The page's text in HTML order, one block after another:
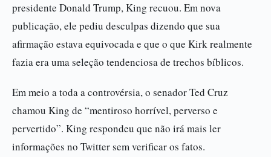
presidente Donald Trump, King recuou. Em nova
publicação, ele pediu desculpas dizendo que sua
afirmação estava equivocada e que o que Kirk realmente
fazia era uma seleção tendenciosa de trechos bíblicos.
Em meio a toda a controvérsia, o senador Ted Cruz
chamou King de “mentiroso horrível, perverso e
pervertido”. King respondeu que não irá mais ler
informações no Twitter sem verificar os fatos.